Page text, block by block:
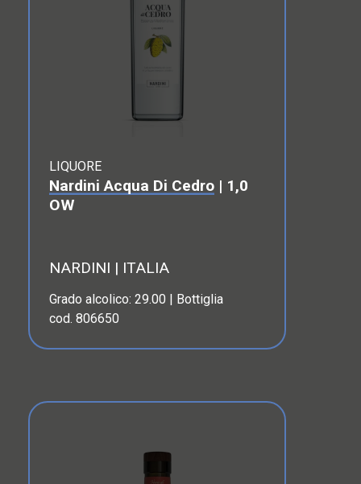
LIQUORE
Nardini Acqua Di Cedro | 1,0
OW
NARDINI | ITALIA
Grado alcolico: 29.00 | Bottiglia
cod. 806650